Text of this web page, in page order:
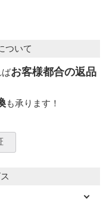
ついて
ばお客様都合の返品
も承ります！